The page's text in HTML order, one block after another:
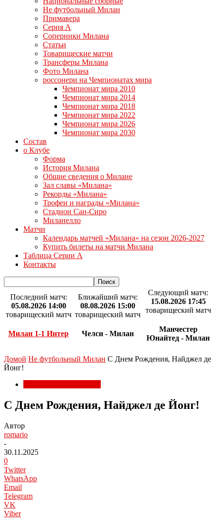
Не футбольный Милан
Примавера
Серия А
Соперники Милана
Статьи
Товарищеские матчи
Трансферы Милана
Фото Милана
россонери на Чемпионатах мира
Чемпионат мира 2010
Чемпионат мира 2014
Чемпионат мира 2018
Чемпионат мира 2022
Чемпионат мира 2026
Чемпионат мира 2030
Состав
о Клубе
Форма
История Милана
Общие сведения о Милане
Зал славы «Милана»
Рекорды «Милана»
Трофеи и награды «Милана»
Стадион Сан-Сиро
Миланелло
Матчи
Календарь матчей «Милана» на сезон 2026-2027
Купить билеты на матчи Милана
Таблица Серии А
Контакты
Последний матч:
05.08.2026 14:00
товарищеский матч
Милан 1-1 Интер
Ближайший матч:
08.08.2026 15:00
товарищеский матч
Челси - Милан
Следующий матч:
15.08.2026 17:45
товарищеский матч
Манчестер
Юнайтед - Милан
Домой Не футбольный Милан С Днем Рождения, Найджел де
Йонг!
С Днем Рождения, Найджел де Йонг!
Автор
romario
-
30.11.2025
0
Twitter
WhatsApp
Email
Telegram
VK
Viber